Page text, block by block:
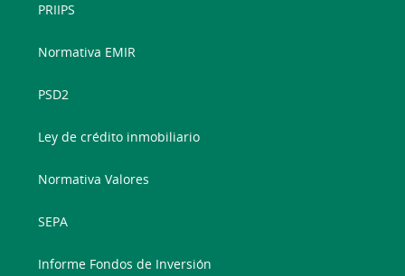
PRIIPS
Normativa EMIR
PSD2
Ley de crédito inmobiliario
Normativa Valores
SEPA
Informe Fondos de Inversión